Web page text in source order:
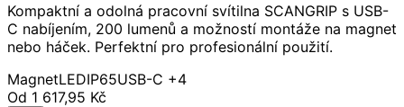
Kompaktní a odolná pracovní svítilna SCANGRIP s USB-
C nabíjením, 200 lumenů a možností montáže na magnet
nebo háček. Perfektní pro profesionální použití.
MagnetLEDIP65USB-C +4
Od 1 617,95 Kč